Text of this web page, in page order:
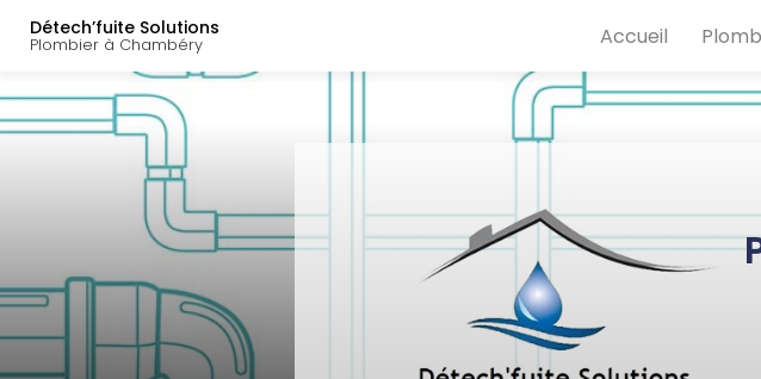
principal
Détech’fuite Solutions
Plombier à Chambéry
Accueil